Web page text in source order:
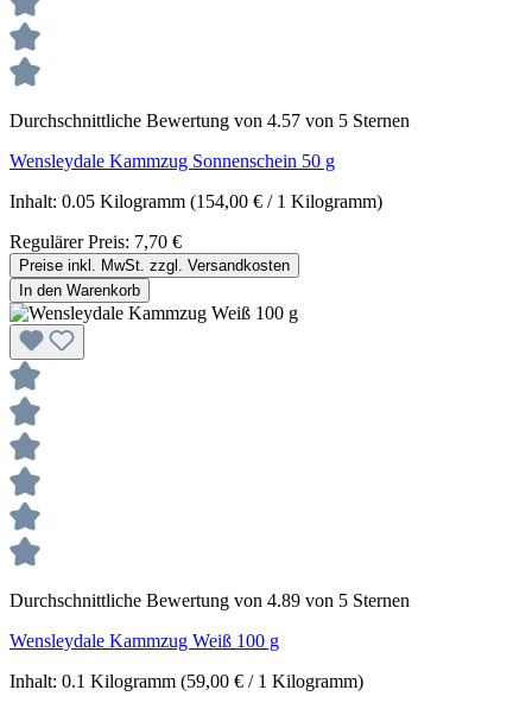
Durchschnittliche Bewertung von 4.57 von 5 Sternen
Wensleydale Kammzug Sonnenschein 50 g
Inhalt: 0.05 Kilogramm (154,00 € / 1 Kilogramm)
Regulärer Preis: 7,70 €
Preise inkl. MwSt. zzgl. Versandkosten
In den Warenkorb
Durchschnittliche Bewertung von 4.89 von 5 Sternen
Wensleydale Kammzug Weiß 100 g
Inhalt: 0.1 Kilogramm (59,00 € / 1 Kilogramm)